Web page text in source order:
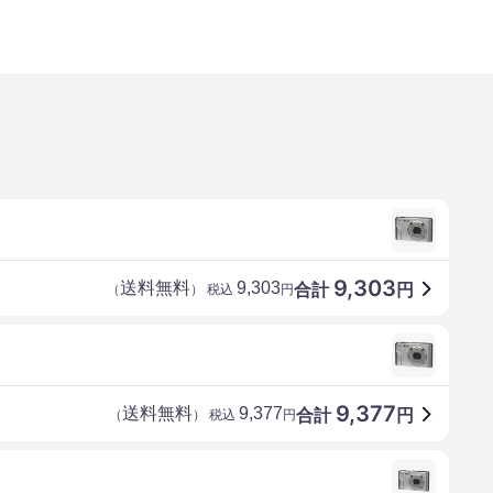
合計 9,303 円
（送料無料） 税込 9,303円
合計 9,377 円
（送料無料） 税込 9,377円